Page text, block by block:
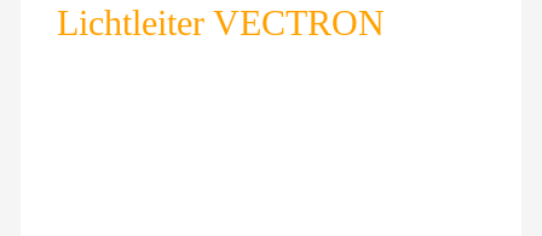
Lichtleiter VECTRON